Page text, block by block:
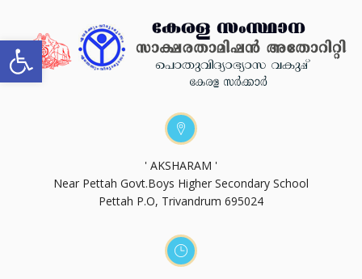
Open toolbar
' AKSHARAM '
Near Pettah Govt.Boys Higher Secondary School
Pettah P.O, Trivandrum 695024